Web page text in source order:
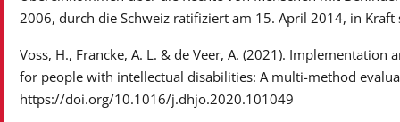
2006, durch die Schweiz ratifiziert am 15. April 2014, in Kraft
Voss, H., Francke, A. L. & de Veer, A. (2021).
for people with intellectual disabilities: A multi-method
https://doi.org/10.1016/j.dhjo.2020.101049